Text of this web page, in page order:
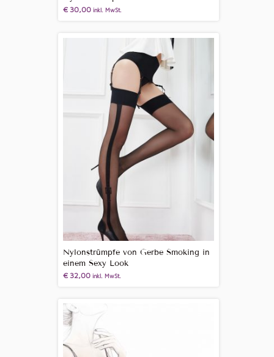
€30,00 inkl. MwSt.
Nylonstrümpfe von Gerbe Smoking in
einem Sexy Look
€32,00 inkl. MwSt.